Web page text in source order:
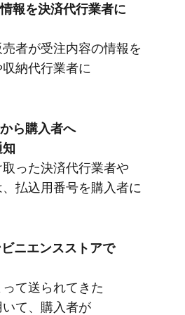
報を​決済代行業者に​
者が​受注内容の​情報を​
納代行業者に​
ら​購入者へ​
った​決済代行業者や​
払込用番号を​購入者に​
ニエンスストアで​
て​送られてきた​
て、​購入者が​